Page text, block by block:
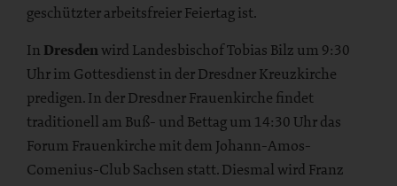
geschützter arbeitsfreier Feiertag ist.
In Dresdenwird Landesbischof Tobias Bilz um 9:30
Uhr im Gottesdienst in der Dresdner Kreuzkirche
predigen. In der Dresdner Frauenkirche findet
traditionell am Buß- und Bettag um 14:30 Uhr das
Forum Frauenkirche mit dem Johann-Amos-
Comenius-Club Sachsen statt. Diesmal wird Franz